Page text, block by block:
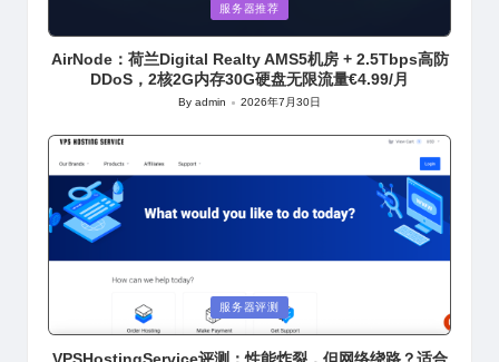
服务器推荐
AirNode：荷兰Digital Realty AMS5机房 + 2.5Tbps高防
DDoS，2核2G内存30G硬盘无限流量€4.99/月
Posted
Byadmin 2026年7月30日
服务器评测
VPSHostingService评测：性能炸裂，但网络绕路？适合